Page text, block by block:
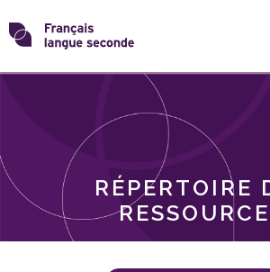
Skip
toTransformons
langue
RÉPERTOIRE
THÈMES